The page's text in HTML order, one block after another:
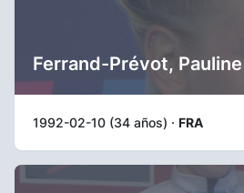
Ferrand-Prévot, Pauline
1992-02-10 (34 años) · FRA